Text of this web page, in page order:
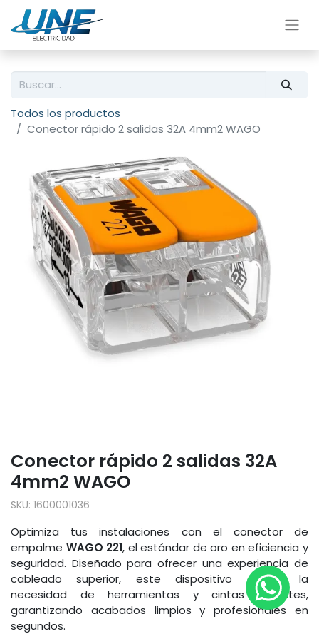
Todos los productos
Conector rápido 2 salidas 32A 4mm2 WAGO
Conector rápido 2 salidas 32A
4mm2 WAGO
SKU: 1600001036
Optimiza tus instalaciones con el conector de
empalme WAGO 221, el estándar de oro en eficiencia y
seguridad. Diseñado para ofrecer una experiencia de
cableado superior, este dispositivo elimina la
necesidad de herramientas y cintas aislantes,
garantizando acabados limpios y profesionales en
segundos.